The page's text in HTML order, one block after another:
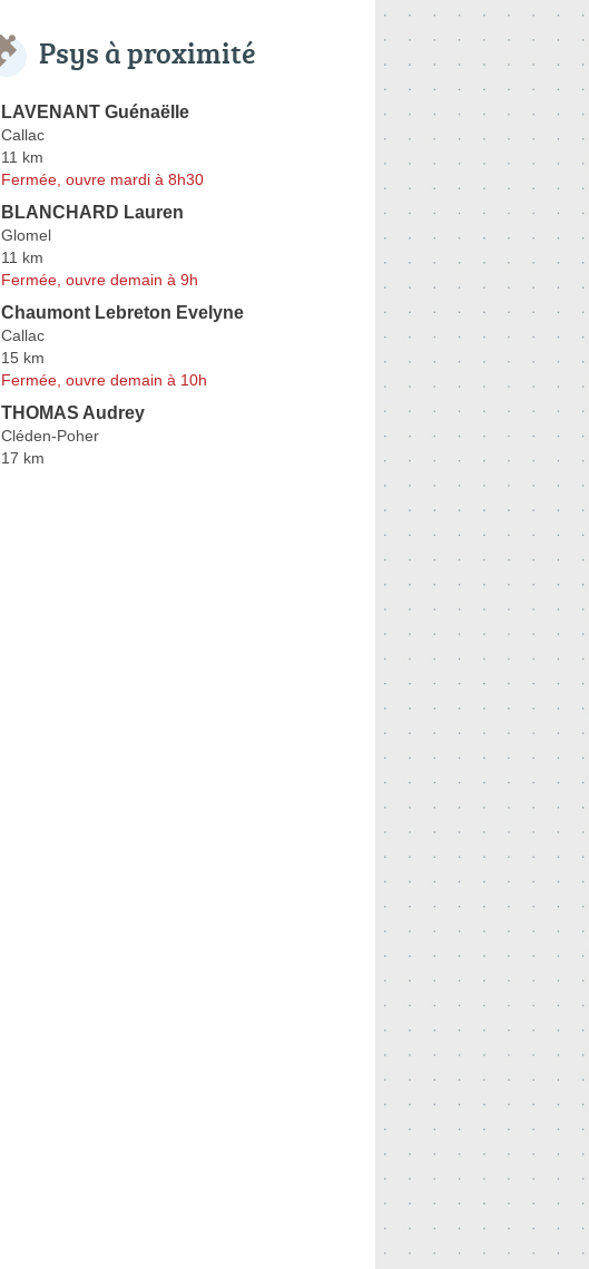
Psys à proximité
LAVENANT Guénaëlle
Callac
11 km
Fermée, ouvre mardi à 8h30
BLANCHARD Lauren
Glomel
11 km
Fermée, ouvre demain à 9h
Chaumont Lebreton Evelyne
Callac
15 km
Fermée, ouvre demain à 10h
THOMAS Audrey
Cléden-Poher
17 km